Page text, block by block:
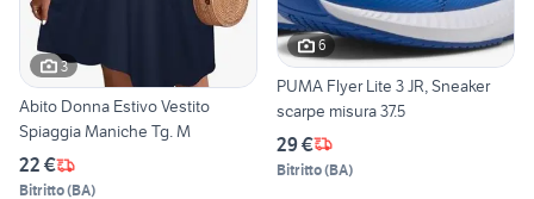
3
Abito Donna Estivo Vestito
Spiaggia Maniche Tg. M
22 €
Bitritto(BA)
6
PUMA Flyer Lite 3 JR, Sneaker
scarpe misura 37.5
29 €
Bitritto(BA)